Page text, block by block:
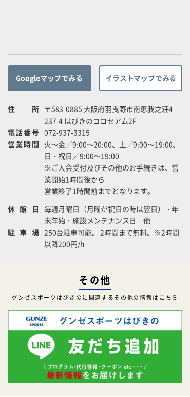
Googleマップでみる イラストマップでみる
住所 〒583-0885 大阪府羽曳野市南恵我之荘4-
237-4 はびきのコロセアム2F
電話番号 072-937-3315
営業時間 火～金／9:00～20:00、土／9:00～19:00、
日・祝日／9:00～19:00
※ご入会受付及びその他のお手続きは、営
業開始1時間後から
営業終了1時間前までとなります。
休館日 毎週月曜日（月曜が祝日の時は翌日）・年
末年始・施設メンテナンス日 他
駐車場 250台駐車可能。 2時間まで無料。※2時間
以降200円/h
その他
グンゼスポーツはびきのに関連するその他の情報はこちら